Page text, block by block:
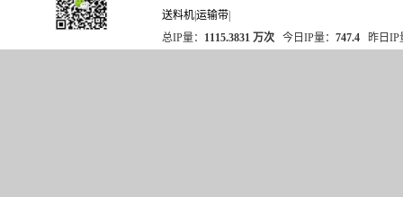
送料机运输带
总IP量： 1115.3831 万次 今日IP量： 747.4 昨日IP